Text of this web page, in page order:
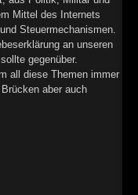
Mittel des Internets
Steuermechanismen.
an unseren
gegenüber.
all diese Themen immer
aber auch